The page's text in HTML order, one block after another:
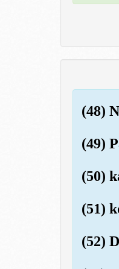
(48)
(49)
(50)
(51)
(52)